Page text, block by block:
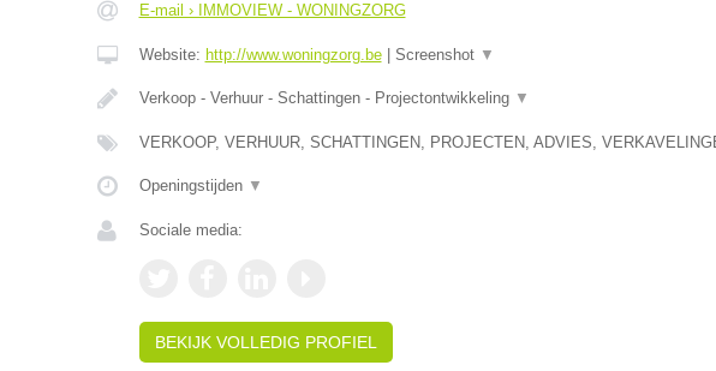
E-mail › IMMOVIEW - WONINGZORG
Website: http://www.woningzorg.be| Screenshot ▼
Verkoop - Verhuur - Schattingen - Projectontwikkeling ▼
VERKOOP, VERHUUR, SCHATTINGEN, PROJECTEN, ADVIES,
Openingstijden ▼
Sociale media:
BEKIJK VOLLEDIG PROFIEL